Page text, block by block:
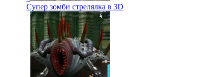
Супер зомби стрелялка в 3D